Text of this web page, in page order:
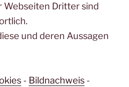
Webseiten Dritter sind
und deren Aussagen
- Bildnachweis-